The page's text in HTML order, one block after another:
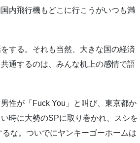
内飛行機もどこに行こうがいつも満
する。それも当然、大きな国の経済
通するのは、みんな机上の感情で語
性が「Fuck You」と叫び、東京都か
時に大勢のSPに取り巻かれ、スシを
な。ついでにヤンキーゴーホームは